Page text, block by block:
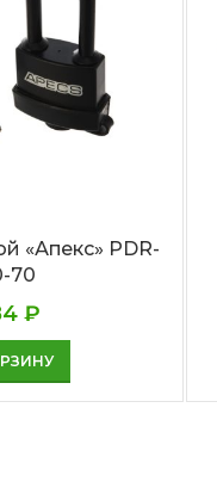
«Апекс» PDR-
70
₽